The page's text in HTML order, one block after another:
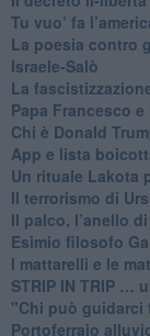
Tu vuo’ fa
La poesia contro
Israele-Salò
​La
Papa Francesco
​Chi è Donald
App e lista
​Un rituale Lakota
Il terrorismo di
​Il palco, l’anello
Esimio filosofo
​I mattarelli e le
​STRIP IN TRIP …
"Chi può guidarci
​Portoferraio